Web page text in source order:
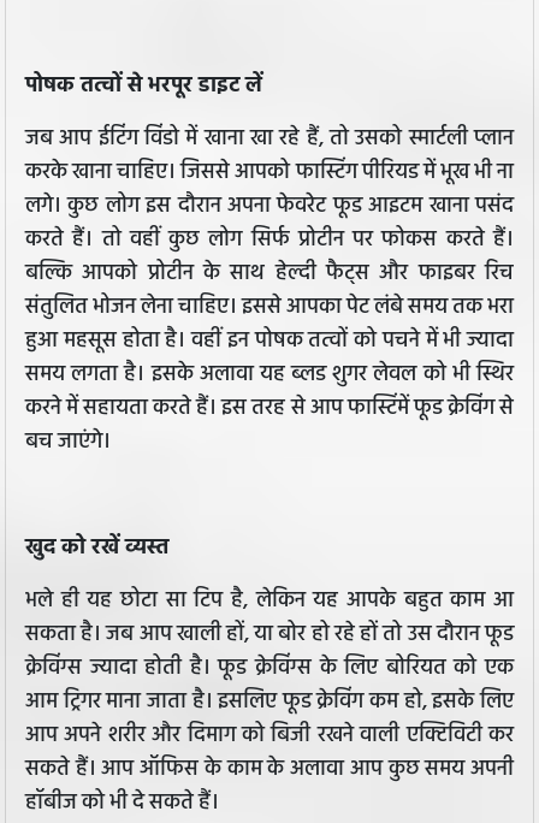
पोषक तत्वों से भरपूर डाइट लें
जब आप ईटिंग विंडो में खाना खा रहे हैं, तो उसको स्मार्टली प्लान
करके खाना चाहिए। जिससे आपको फास्टिंग पीरियड में भूख भी ना
लगे। कुछ लोग इस दौरान अपना फेवरेट फूड आइटम खाना पसंद
करते हैं। तो वहीं कुछ लोग सिर्फ प्रोटीन पर फोकस करते हैं।
बल्कि आपको प्रोटीन के साथ हेल्दी फैट्स और फाइबर रिच
संतुलित भोजन लेना चाहिए। इससे आपका पेट लंबे समय तक भरा
हुआ महसूस होता है। वहीं इन पोषक तत्वों को पचने में भी ज्यादा
समय लगता है। इसके अलावा यह ब्लड शुगर लेवल को भी स्थिर
करने में सहायता करते हैं। इस तरह से आप फास्टिंमें फूड क्रेविंग से
बच जाएंगे।
खुद को रखें व्यस्त
भले ही यह छोटा सा टिप है, लेकिन यह आपके बहुत काम आ
सकता है। जब आप खाली हों, या बोर हो रहे हों तो उस दौरान फूड
क्रेविंग्स ज्यादा होती है। फूड क्रेविंग्स के लिए बोरियत को एक
आम ट्रिगर माना जाता है। इसलिए फूड क्रेविंग कम हो, इसके लिए
आप अपने शरीर और दिमाग को बिजी रखने वाली एक्टिविटी कर
सकते हैं। आप ऑफिस के काम के अलावा आप कुछ समय अपनी
हॉबीज को भी दे सकते हैं।